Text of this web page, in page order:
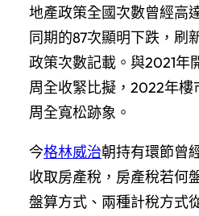
地產政策全國次數曾經高
同期的87次顯明下跌，刷
政策次數記載。與2021年
周全收緊比擬，2022年樓
周全寬松跡象。
今格林威治朝持有環節曾
收取房產稅，房產稅若何
盤算方式、兩種計稅方式